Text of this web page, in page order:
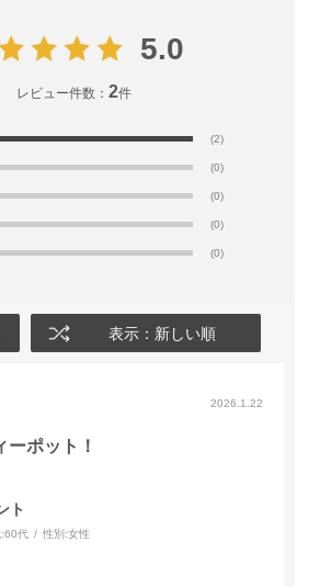
5.0
レビュー件数：2件
(2)
(0)
(0)
(0)
(0)
表示：新しい順
2026.1.22
ーポット！
ト
:60代 性別:女性